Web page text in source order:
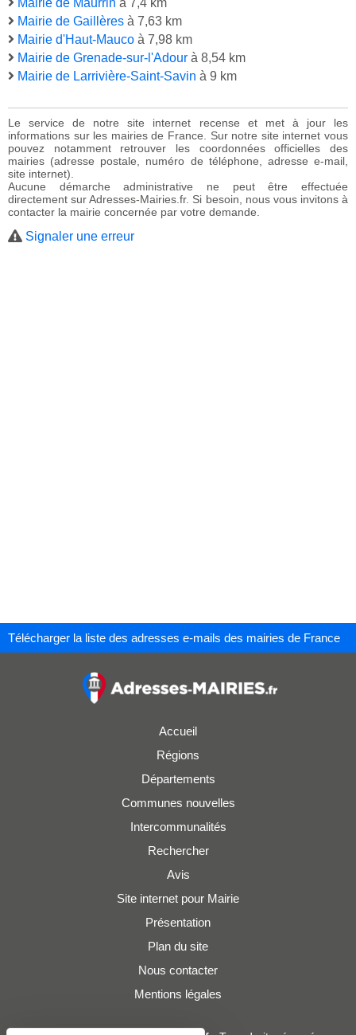
Mairie de Maurrin à 7,4 km
Mairie de Gaillères à 7,63 km
Mairie d'Haut-Mauco à 7,98 km
Mairie de Grenade-sur-l'Adour à 8,54 km
Mairie de Larrivière-Saint-Savin à 9 km
Le service de notre site internet recense et met à jour les
informations sur les mairies de France. Sur notre site internet vous
pouvez notamment retrouver les coordonnées officielles des
mairies (adresse postale, numéro de téléphone, adresse e-mail,
site internet).
Aucune démarche administrative ne peut être effectuée
directement sur Adresses-Mairies.fr. Si besoin, nous vous invitons à
contacter la mairie concernée par votre demande.
Signaler une erreur
Télécharger la liste des adresses e-mails des mairies de France
Accueil
Régions
Départements
Communes nouvelles
Intercommunalités
Rechercher
Avis
Site internet pour Mairie
Présentation
Plan du site
Nous contacter
Mentions légales